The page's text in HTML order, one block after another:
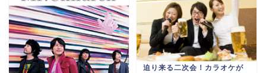
迫り来る二次会！カラオケが